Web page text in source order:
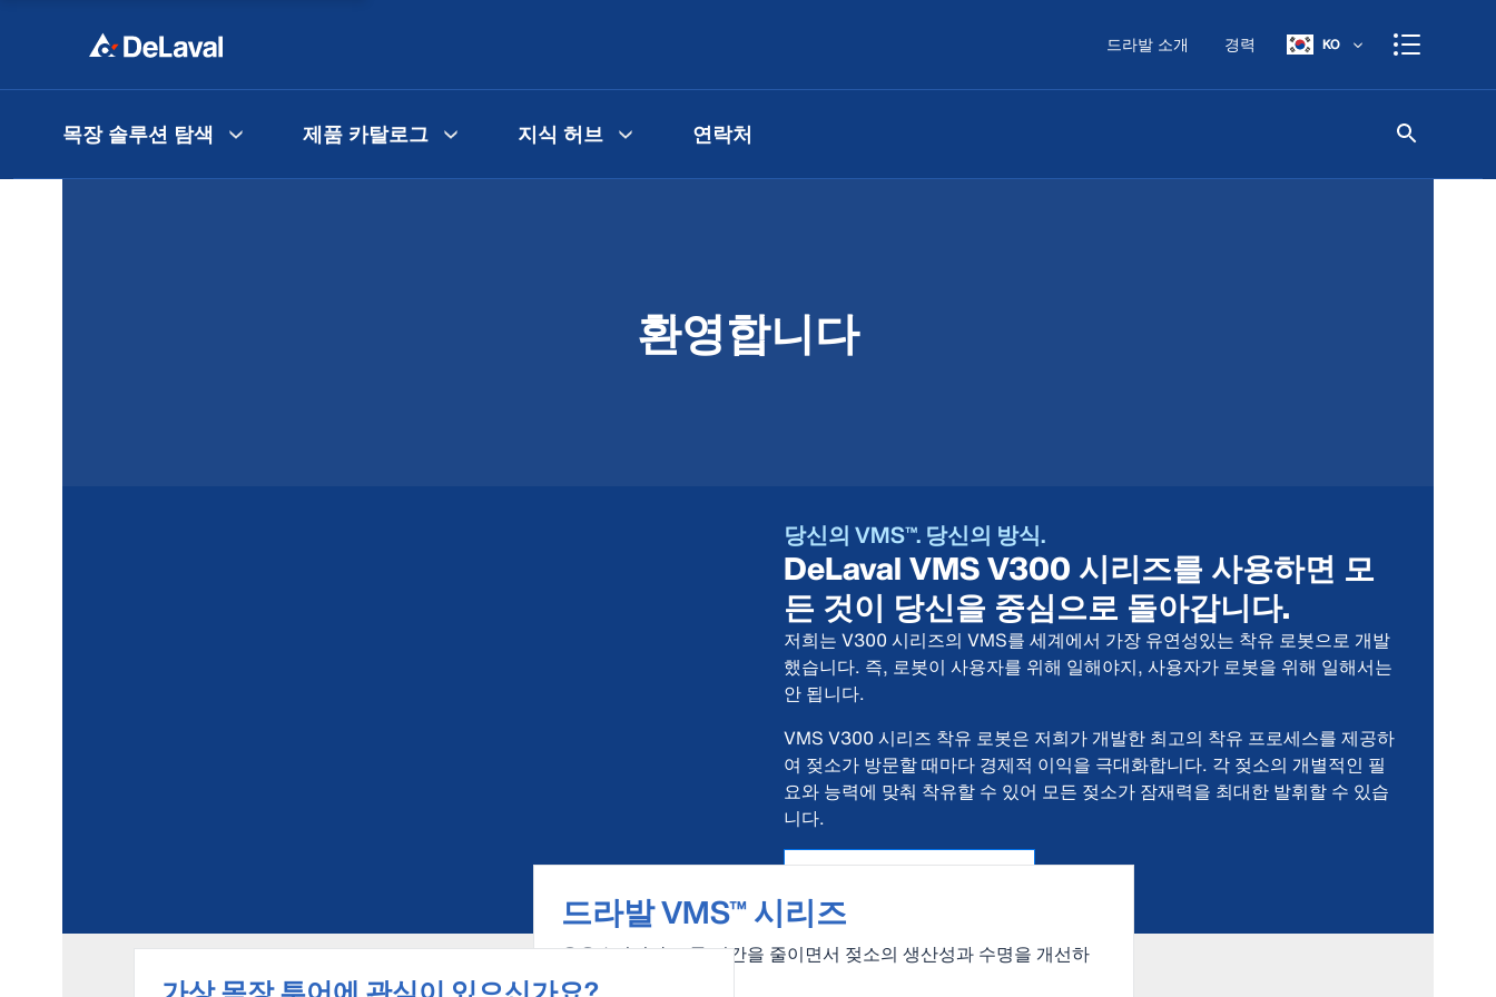
드라발 소개 경력 KO
목장 솔루션 탐색 제품 카탈로그 지식 허브 연락처
환영합니다
당신의 VMS™. 당신의 방식.
DeLaval VMS V300 시리즈를 사용하면 모
든 것이 당신을 중심으로 돌아갑니다.
저희는 V300 시리즈의 VMS를 세계에서 가장 유연성있는 착유 로봇으로 개발
했습니다. 즉, 로봇이 사용자를 위해 일해야지, 사용자가 로봇을 위해 일해서는
안 됩니다.
VMS V300 시리즈 착유 로봇은 저희가 개발한 최고의 착유 프로세스를 제공하
여 젖소가 방문할 때마다 경제적 이익을 극대화합니다. 각 젖소의 개별적인 필
요와 능력에 맞춰 착유할 수 있어 모든 젖소가 잠재력을 최대한 발휘할 수 있습
니다.
당신의 VMS™. 당신의 방식.
드라발 VMS™ 시리즈
우유 1 리터당 노동 시간을 줄이면서 젖소의 생산성과 수명을 개선하
는 핵심 도구.